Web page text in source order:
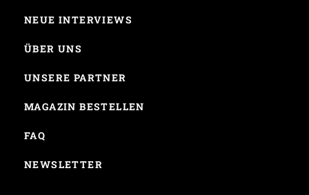
NEUE INTERVIEWS
ÜBER UNS
UNSERE PARTNER
MAGAZIN BESTELLEN
FAQ
NEWSLETTER